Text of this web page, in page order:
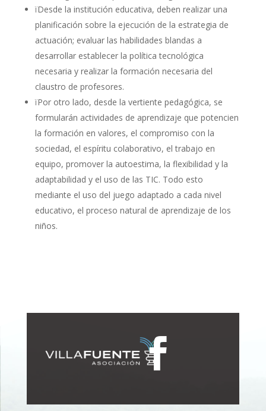
ïDesde la institución educativa, deben realizar una
planificación sobre la ejecución de la estrategia de
actuación; evaluar las habilidades blandas a
desarrollar establecer la política tecnológica
necesaria y realizar la formación necesaria del
claustro de profesores.
ïPor otro lado, desde la vertiente pedagógica, se
formularán actividades de aprendizaje que potencien
la formación en valores, el compromiso con la
sociedad, el espíritu colaborativo, el trabajo en
equipo, promover la autoestima, la flexibilidad y la
adaptabilidad y el uso de las TIC. Todo esto
mediante el uso del juego adaptado a cada nivel
educativo, el proceso natural de aprendizaje de los
niños.
